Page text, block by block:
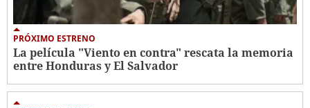
PRÓXIMO ESTRENO
La película "Viento en contra" rescata la memoria
entre Honduras y El Salvador